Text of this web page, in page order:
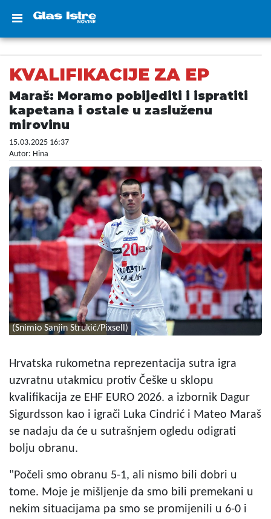
KVALIFIKACIJE ZA EP
Maraš: Moramo pobijediti i ispratiti
kapetana i ostale u zasluženu
mirovinu
15.03.2025 16:37
Autor: Hina
(Snimio Sanjin Strukić/Pixsell)
Hrvatska rukometna reprezentacija sutra igra
uzvratnu utakmicu protiv Češke u sklopu
kvalifikacija ze EHF EURO 2026. a izbornik Dagur
Sigurdsson kao i igrači Luka Cindrić i Mateo Maraš
se nadaju da će u sutrašnjem ogledu odigrati
bolju obranu.
"Počeli smo obranu 5-1, ali nismo bili dobri u
tome. Moje je mišljenje da smo bili premekani u
nekim situacijama pa smo se promijenili u 6-0 i